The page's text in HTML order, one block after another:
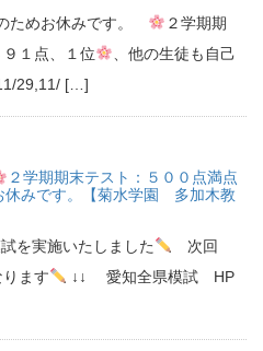
めお休みです。
２学期期
１点、１位
、他の生徒も自己
29,11/ […]
２学期期末テスト：５００点満点
みです。【菊水学園 多加木教
を実施いたしました
次回
ます
↓↓ 愛知全県模試 HP